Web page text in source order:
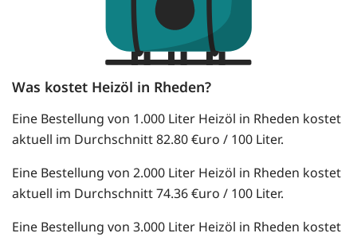
Was kostet Heizöl in Rheden?
Eine Bestellung von 1.000 Liter Heizöl in Rheden kostet
aktuell im Durchschnitt 82.80 €uro / 100 Liter.
Eine Bestellung von 2.000 Liter Heizöl in Rheden kostet
aktuell im Durchschnitt 74.36 €uro / 100 Liter.
Eine Bestellung von 3.000 Liter Heizöl in Rheden kostet